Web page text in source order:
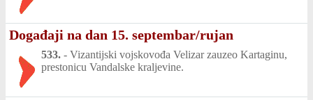
Događaji na dan 15. septembar/rujan
533. - Vizantijski vojskovođa Velizar zauzeo Kartaginu,
prestonicu Vandalske kraljevine.